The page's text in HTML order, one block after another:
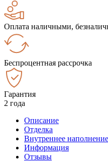
Оплата наличными,
Беспроцентная рассрочка
Гарантия
2 года
Описание
Отделка
Внутреннее наполнение
Информация
Отзывы